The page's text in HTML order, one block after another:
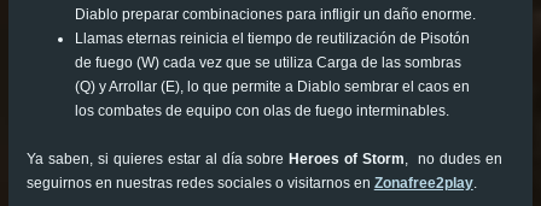
Diablo preparar combinaciones para infligir un daño enorme.
Llamas eternas reinicia el tiempo de reutilización de Pisotón
de fuego (W) cada vez que se utiliza Carga de las sombras
(Q) y Arrollar (E), lo que permite a Diablo sembrar el caos en
los combates de equipo con olas de fuego interminables.
Ya saben, si quieres estar al día sobreHeroes of Storm, no dudes en
seguirnos en nuestras redes sociales o visitarnos en Zonafree2play.